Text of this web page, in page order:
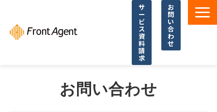
サ
ー
ビ
ス
資
料
請
求
お
問
い
合
わ
せ
よくあるご質問
お問い合わせ